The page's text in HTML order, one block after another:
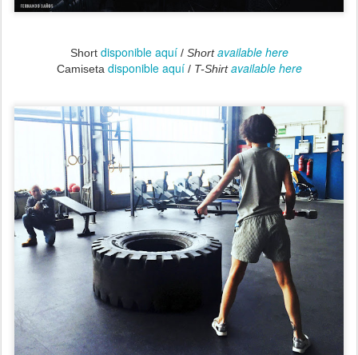
Short disponible aquí / Shortavailable here
Camiseta disponible aquí/ T-Shirtavailable here